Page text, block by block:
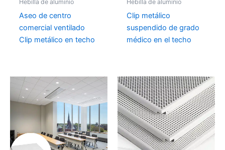
Hebilla de aluminio
Aseo de centro
comercial ventilado
Clip metálico en techo
Hebilla de aluminio
Clip metálico
suspendido de grado
médico en el techo